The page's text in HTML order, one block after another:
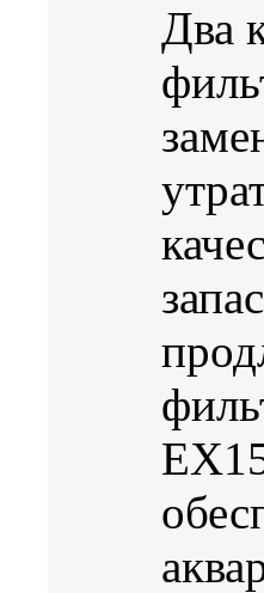
Два